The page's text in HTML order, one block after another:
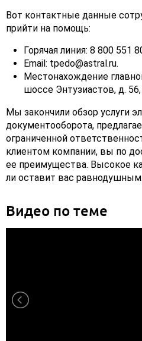
Вот контактные данные
прийти на помощь:
Горячая линия: 8 800 551
Email: tpedo@astral.ru.
Местонахождение
шоссе Энтузиастов, д.
Мы закончили обзор услуги
документооборота,
ограниченной
клиентом компании, вы по
ее преимущества. Высокое
ли оставит вас равнодушным.
Видео по теме